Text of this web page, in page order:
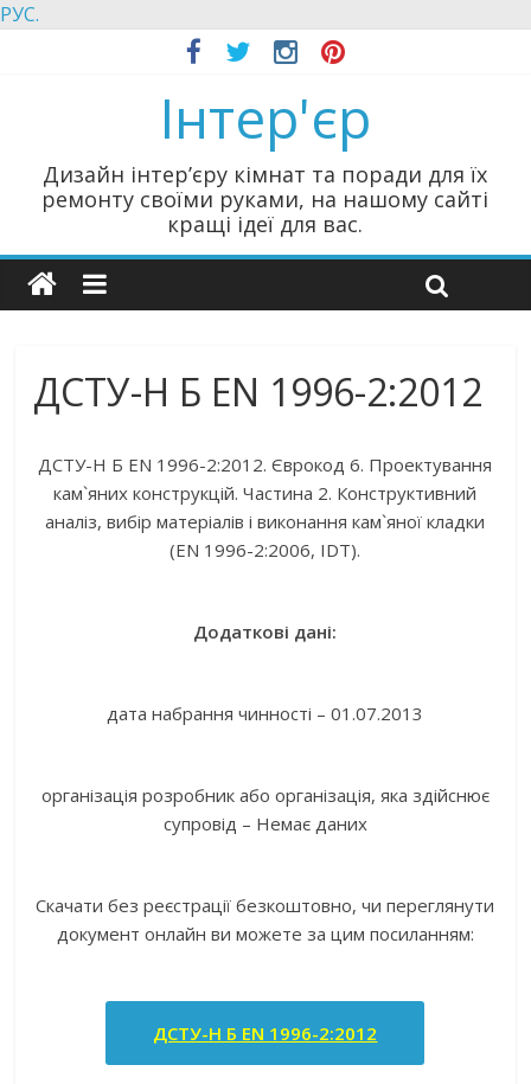
РУС.
Інтер'єр
Дизайн інтер’єру кімнат та поради для їх
ремонту своїми руками, на нашому сайті
кращі ідеї для вас.
ДСТУ-Н Б EN 1996-2:2012
ДСТУ-Н Б EN 1996-2:2012. Єврокод 6. Проектування
кам`яних конструкцій. Частина 2. Конструктивний
аналіз, вибір матеріалів і виконання кам`яної кладки
(EN 1996-2:2006, IDT).
Додаткові дані:
дата набрання чинності – 01.07.2013
організація розробник або організація, яка здійснює
супровід – Немає даних
Скачати без реєстрації безкоштовно, чи переглянути
документ онлайн ви можете за цим посиланням:
ДСТУ-Н Б EN 1996-2:2012